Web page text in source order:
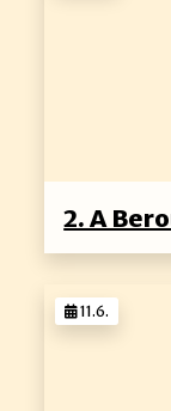
2. A
11.6.